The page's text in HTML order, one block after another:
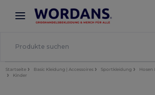
× Wordans App
Bessere Preise in der App!
Startseite Basic Kleidung | Accessoires Sportkleidung Hosen
Kinder